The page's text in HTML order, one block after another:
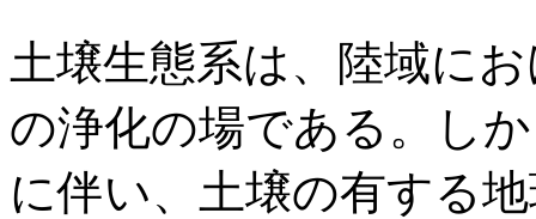
土壌生態系は、陸域に
の浄化の場である。し
に伴い、土壌の有する